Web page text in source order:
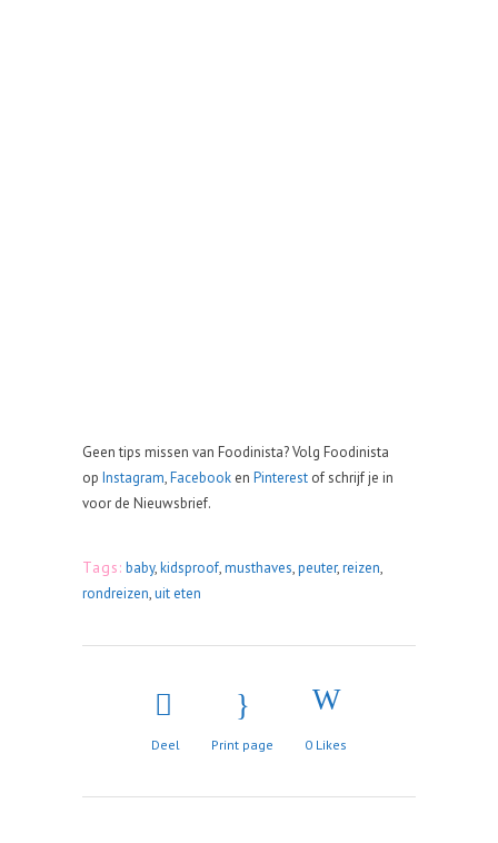
Geen tips missen van Foodinista? Volg Foodinista
op Instagram,Facebook en Pinterest of schrijf je in
voor de Nieuwsbrief.
Tags: baby,kidsproof,musthaves,peuter,reizen,
rondreizen,uit eten
Deel Print page 0 Likes